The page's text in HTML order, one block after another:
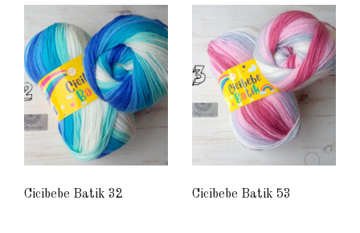
Cicibebe Batik 32 Cicibebe Batik 53